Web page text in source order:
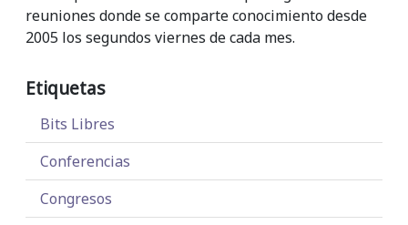
reuniones donde se comparte conocimiento desde
2005 los segundos viernes de cada mes.
Etiquetas
Bits Libres
Conferencias
Congresos